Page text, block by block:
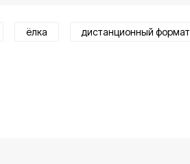
ёлка дистанционный формат